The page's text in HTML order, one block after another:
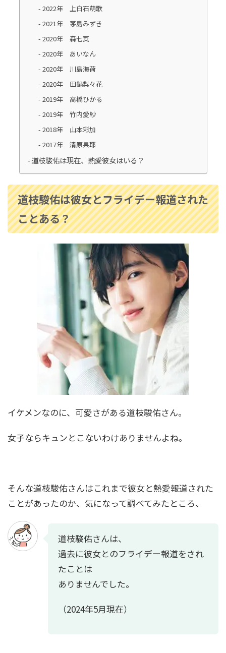
で緒方貞子とも親戚関係！
寺島しのぶの家系図｜尾上松也や松たか子との
松たか子の家系図と家族構成を紹介！歌舞伎一
家に生まれ広がる芸能の絆
菊池風磨の家系図がすごい！親戚には織田信長
明石家さんまの家系図と家族構成！お笑い界の
レジェンドを支えた家族の絆とは？
DAIGOの家系図がすごい！祖父は元総理で親戚
に千葉雄大や有名政治家も！
黒柳徹子の家系図と家族構成！お嬢様だった？
両親や兄弟姉妹の職業は
村雨辰剛(庭師)の経歴や年収は？造園会社も！個
人でも依頼できる？
ル！画像比較で疑惑を検証
すぎる素顔画像と美肌の秘訣
2022年 上白石萌歌
2021年 茅島みずき
2020年 森七菜
2020年 あいなん
2020年 川島海荷
2020年 田鍋梨々花
2019年 高橋ひかる
2019年 竹内愛紗
2018年 山本彩加
2017年 清原果耶
道枝駿佑は現在、熱愛彼女はいる？
道枝駿佑は彼女とフライデー報道された
ことある？
イケメンなのに、可愛さがある道枝駿佑さん。
女子ならキュンとこないわけありませんよね。
そんな道枝駿佑さんはこれまで彼女と熱愛報道された
ことがあったのか、気になって調べてみたところ、
道枝駿佑さんは、
過去に彼女とのフライデー報道をされ
たことは
ありませんでした。
（2024年5月現在）